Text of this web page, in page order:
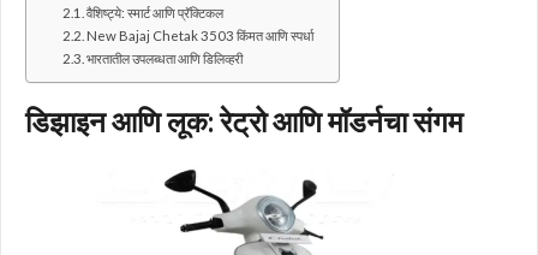
वैशिष्ट्ये: स्मार्ट आणि प्रॅक्टिकल
New Bajaj Chetak 3503 किंमत आणि स्पर्धा
भारतातील उपलब्धता आणि डिलिव्हरी
डिझाइन आणि लूक: रेट्रो आणि मॉडर्नचा संगम